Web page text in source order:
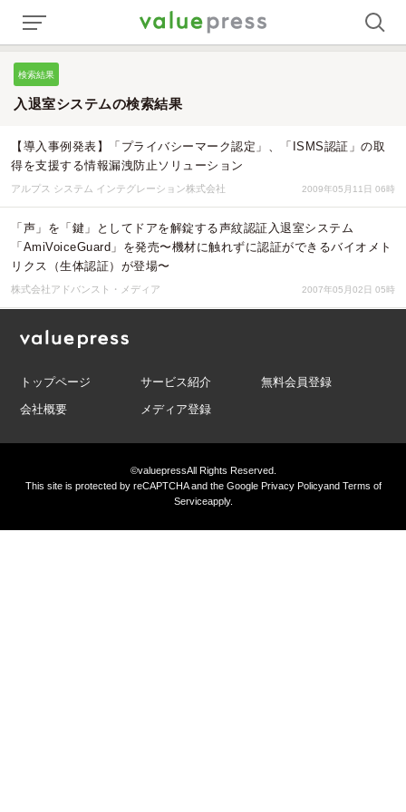
検索結果
入退室システムの検索結果
【導入事例発表】「プライバシーマーク認定」、「ISMS認証」の取
得を支援する情報漏洩防止ソリューション
アルプス システム インテグレーション株式会社 2009年05月11日 06時
「声」を「鍵」としてドアを解錠する声紋認証入退室システム
「AmiVoiceGuard」を発売〜機材に触れずに認証ができるバイオメト
リクス（生体認証）が登場〜
株式会社アドバンスト・メディア 2007年05月02日 05時
トップページ サービス紹介
無料会員登録
会社概要
メディア登録
©valuepressAll Rights Reserved.
This site is protected by reCAPTCHA and the GooglePrivacy Policyand Terms of
Serviceapply.